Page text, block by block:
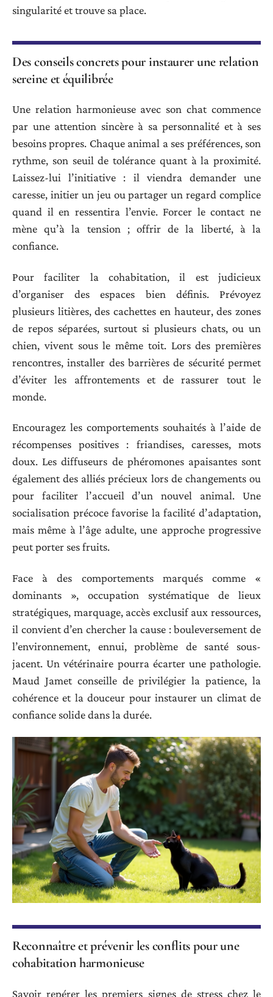
singularité et trouve sa place.
Des conseils concrets pour instaurer une relation
sereine et équilibrée
Une relation harmonieuse avec son chat commence
par une attention sincère à sa personnalité et à ses
besoins propres. Chaque animal a ses préférences, son
rythme, son seuil de tolérance quant à la proximité.
Laissez-lui l’initiative : il viendra demander une
caresse, initier un jeu ou partager un regard complice
quand il en ressentira l’envie. Forcer le contact ne
mène qu’à la tension ; offrir de la liberté, à la
confiance.
Pour faciliter la cohabitation, il est judicieux
d’organiser des espaces bien définis. Prévoyez
plusieurs litières, des cachettes en hauteur, des zones
de repos séparées, surtout si plusieurs chats, ou un
chien, vivent sous le même toit. Lors des premières
rencontres, installer des barrières de sécurité permet
d’éviter les affrontements et de rassurer tout le
monde.
Encouragez les comportements souhaités à l’aide de
récompenses positives : friandises, caresses, mots
doux. Les diffuseurs de phéromones apaisantes sont
également des alliés précieux lors de changements ou
pour faciliter l’accueil d’un nouvel animal. Une
socialisation précoce favorise la facilité d’adaptation,
mais même à l’âge adulte, une approche progressive
peut porter ses fruits.
Face à des comportements marqués comme «
dominants », occupation systématique de lieux
stratégiques, marquage, accès exclusif aux ressources,
il convient d’en chercher la cause : bouleversement de
l’environnement, ennui, problème de santé sous-
jacent. Un vétérinaire pourra écarter une pathologie.
Maud Jamet conseille de privilégier la patience, la
cohérence et la douceur pour instaurer un climat de
confiance solide dans la durée.
Reconnaître et prévenir les conflits pour une
cohabitation harmonieuse
Savoir repérer les premiers signes de stress chez le